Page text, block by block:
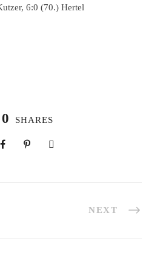
6:0 (70.) Hertel
0 SHARES
NEXT